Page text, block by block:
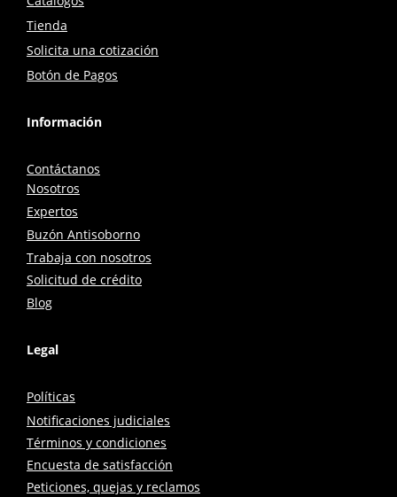
Tienda
Solicita una cotización
Botón de Pagos
Información
Contáctanos
Nosotros
Expertos
Buzón Antisoborno
Trabaja con nosotros
Solicitud de crédito
Blog
Legal
Políticas
Notificaciones judiciales
Términos y condiciones
Encuesta de satisfacción
Peticiones, quejas y reclamos